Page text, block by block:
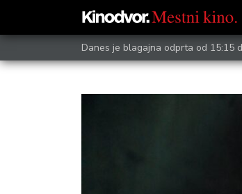
Danes je blagajna odprta od 15:15